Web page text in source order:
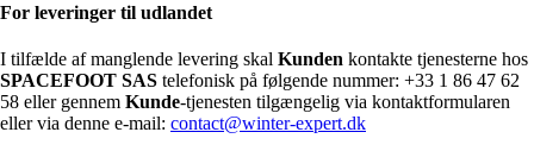
For leveringer til udlandet
I tilfælde af manglende levering skal Kunden kontakte tjenesterne hos
SPACEFOOT SAS telefonisk på følgende nummer: +33 1 86 47 62
58 eller gennem Kunde-tjenesten tilgængelig via kontaktformularen
eller via denne e-mail: contact@winter-expert.dk